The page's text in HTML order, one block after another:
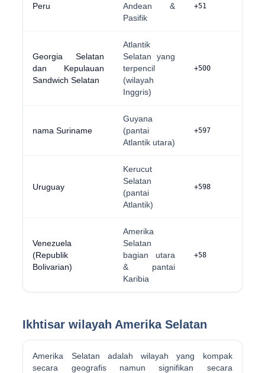
Peru
Andean &
Pasifik
+51
Georgia Selatan
dan Kepulauan
Sandwich Selatan
Atlantik
Selatan yang
terpencil
(wilayah
Inggris)
+500
nama Suriname
Guyana
(pantai
Atlantik utara)
+597
Uruguay
Kerucut
Selatan
(pantai
Atlantik)
+598
Venezuela
(Republik
Bolivarian)
Amerika
Selatan
bagian utara
& pantai
Karibia
+58
Ikhtisar wilayah Amerika Selatan
Amerika Selatan adalah wilayah yang kompak
secara geografis namun signifikan secara